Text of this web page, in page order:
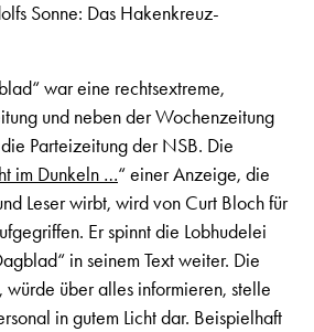
Sonne: Das Hakenkreuz-
war eine rechtsextreme,
und neben der Wochenzeitung
Parteizeitung der NSB. Die
im Dunkeln …“ einer Anzeige, die
Leser wirbt, wird von Curt Bloch für
Er spinnt die Lobhudelei
in seinem Text weiter. Die
über alles informieren, stelle
in gutem Licht dar. Beispielhaft